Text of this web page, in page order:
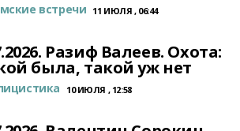
встречи 11 ИЮЛЯ , 06:44
Разиф Валеев. Охота:
была, такой уж нет
10 ИЮЛЯ , 12:58